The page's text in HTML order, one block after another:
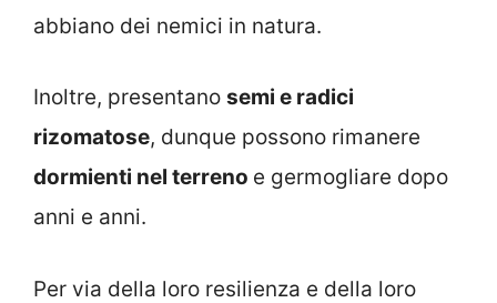
abbiano dei nemici in natura.
Inoltre, presentano semi e radici
rizomatose, dunque possono rimanere
dormienti nel terreno e germogliare dopo
anni e anni.
Per via della loro resilienza e della loro